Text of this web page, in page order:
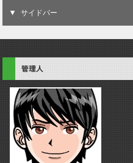
サイドバー
管理人